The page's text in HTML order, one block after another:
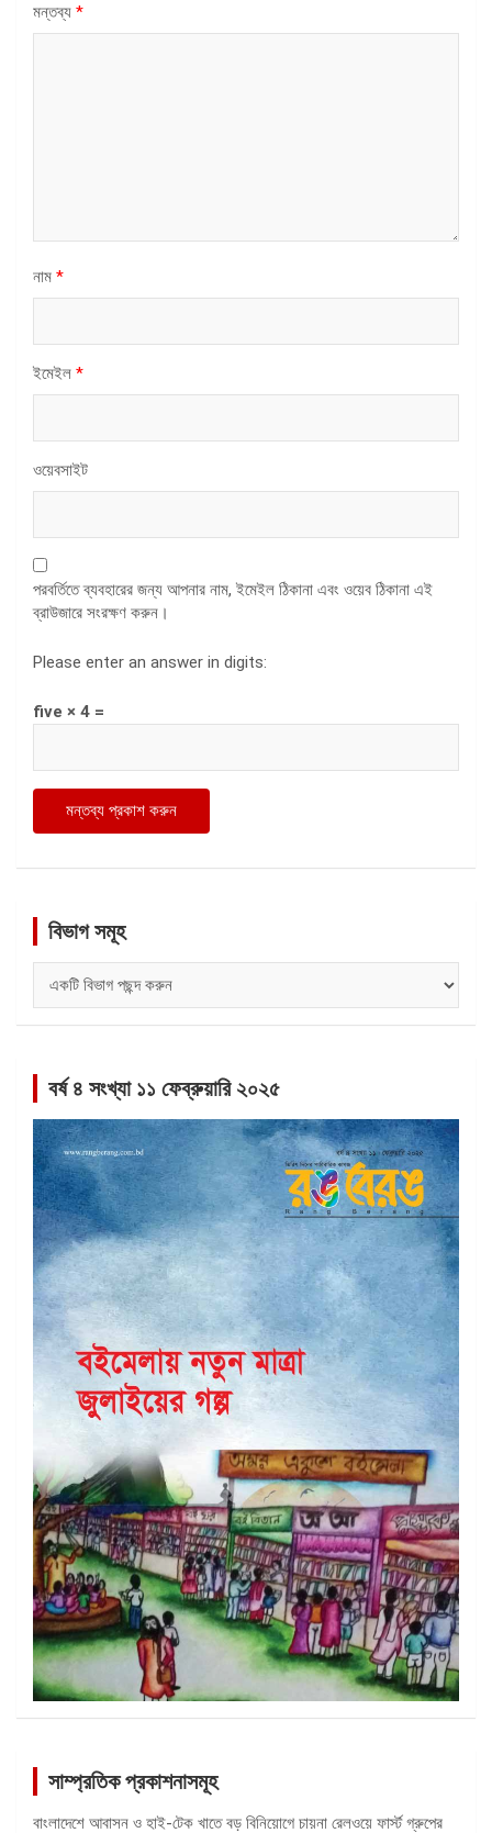
মন্তব্য *
নাম *
ইমেইল *
ওয়েবসাইট
পরবর্তিতে ব্যবহারের জন্য আপনার নাম, ইমেইল ঠিকানা এবং ওয়েব ঠিকানা এই
ব্রাউজারে সংরক্ষণ করুন।
Please enter an answer in digits:
five × 4 =
বিভাগ সমূহ
সমূহ
বর্ষ ৪ সংখ্যা ১১ ফেব্রুয়ারি ২০২৫
সাম্প্রতিক প্রকাশনাসমূহ
বাংলাদেশে আবাসন ও হাই-টেক খাতে বড় বিনিয়োগে চায়না রেলওয়ে ফার্স্ট গ্রুপের